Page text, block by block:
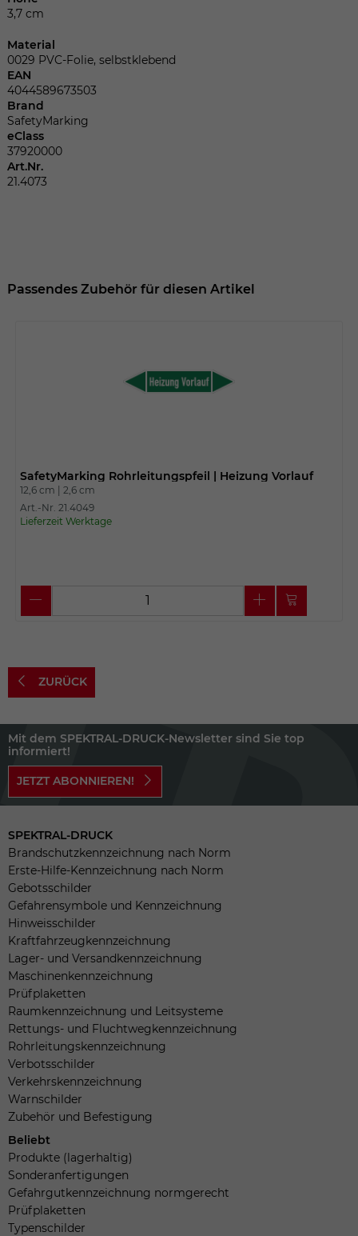
3,7 cm
Material
0029 PVC-Folie, selbstklebend
EAN
4044589673503
Brand
SafetyMarking
eClass
37920000
Art.Nr.
21.4073
Passendes Zubehör für diesen Artikel
SafetyMarking Rohrleitungspfeil | Heizung Vorlauf
12,6 cm | 2,6 cm
Art.-Nr. 21.4049
Lieferzeit Werktage
ZURÜCK
Mit dem SPEKTRAL-DRUCK-Newsletter sind Sie top
informiert!
JETZT ABONNIEREN!
SPEKTRAL-DRUCK
Brandschutzkennzeichnung nach Norm
Erste-Hilfe-Kennzeichnung nach Norm
Gebotsschilder
Gefahrensymbole und Kennzeichnung
Hinweisschilder
Kraftfahrzeugkennzeichnung
Lager- und Versandkennzeichnung
Maschinenkennzeichnung
Prüfplaketten
Raumkennzeichnung und Leitsysteme
Rettungs- und Fluchtwegkennzeichnung
Rohrleitungskennzeichnung
Verbotsschilder
Verkehrskennzeichnung
Warnschilder
Zubehör und Befestigung
Beliebt
Produkte (lagerhaltig)
Sonderanfertigungen
Gefahrgutkennzeichnung normgerecht
Prüfplaketten
Typenschilder
Zweck
Speicherung Ihrer vorgenommen
Name
Anbieter
festhalten des Login Status.